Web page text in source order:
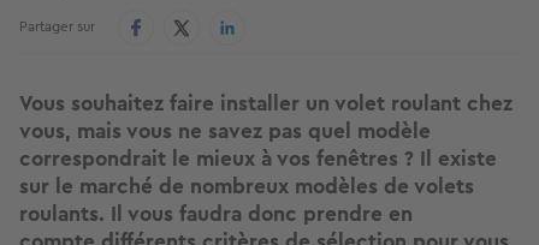
Partager sur
Vous souhaitez faire installer un volet roulant chez
vous, mais vous ne savez pas quel modèle
correspondrait le mieux à vos fenêtres ? Il existe
sur le marché de nombreux modèles de volets
roulants. Il vous faudra donc prendre en